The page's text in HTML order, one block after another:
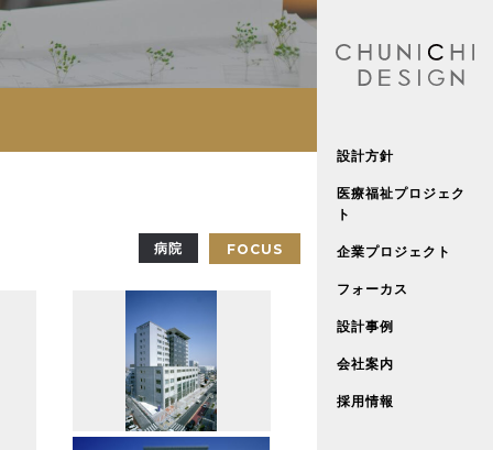
設計方針
医療福祉プロジェク
ト
企業プロジェクト
フォーカス
設計事例
会社案内
採用情報
病院 FOCUS